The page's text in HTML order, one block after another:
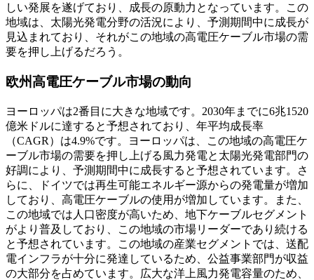
しい発展を遂げており、成長の原動力となっています。この
地域は、太陽光発電分野の活況により、予測期間中に成長が
見込まれており、それがこの地域の高電圧ケーブル市場の需
要を押し上げるだろう。
欧州高電圧ケーブル市場の動向
ヨーロッパは2番目に大きな地域です。2030年までに6兆1520
億米ドルに達すると予想されており、年平均成長率
（CAGR）は4.9%です。ヨーロッパは、この地域の高電圧ケ
ーブル市場の需要を押し上げる風力発電と太陽光発電部門の
好調により、予測期間中に成長すると予想されています。さ
らに、ドイツでは再生可能エネルギー源からの発電量が増加
しており、高電圧ケーブルの使用が増加しています。また、
この地域では人口密度が高いため、地下ケーブルセグメント
がより普及しており、この地域の市場リーダーであり続ける
と予想されています。この地域の産業セグメントでは、送配
電インフラが十分に発達しているため、公益事業部門が収益
の大部分を占めています。広大な洋上風力発電容量のため、